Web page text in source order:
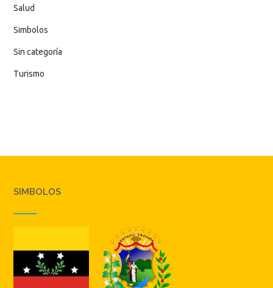
Salud
Simbolos
Sin categoría
Turismo
SIMBOLOS